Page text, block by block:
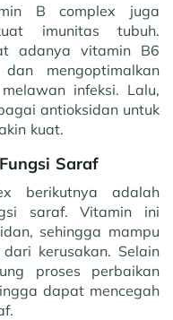
B complex juga
imunitas tubuh.
adanya vitamin B6
mengoptimalkan
infeksi. Lalu,
antioksidan untuk
kuat.
Saraf
berikutnya adalah
saraf. Vitamin ini
sehingga mampu
kerusakan. Selain
proses perbaikan
dapat mencegah